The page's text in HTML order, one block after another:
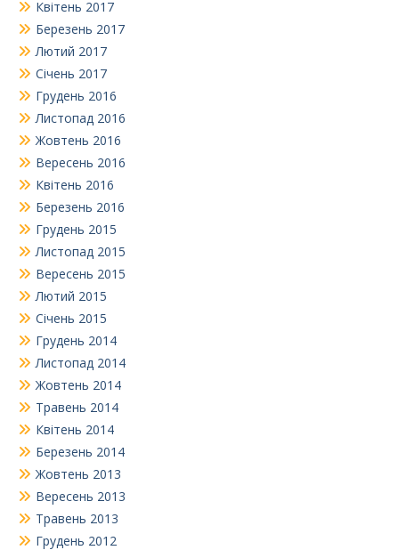
Квітень 2017
Березень 2017
Лютий 2017
Січень 2017
Грудень 2016
Листопад 2016
Жовтень 2016
Вересень 2016
Квітень 2016
Березень 2016
Грудень 2015
Листопад 2015
Вересень 2015
Лютий 2015
Січень 2015
Грудень 2014
Листопад 2014
Жовтень 2014
Травень 2014
Квітень 2014
Березень 2014
Жовтень 2013
Вересень 2013
Травень 2013
Грудень 2012